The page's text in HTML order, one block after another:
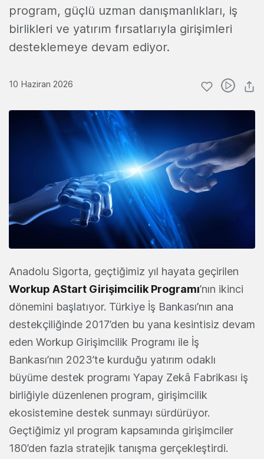
program, güçlü uzman danışmanlıkları, iş
birlikleri ve yatırım fırsatlarıyla girişimleri
desteklemeye devam ediyor.
10 Haziran 2026
Anadolu Sigorta, geçtiğimiz yıl hayata geçirilen
Workup AStart Girişimcilik Programı’nın ikinci
dönemini başlatıyor. Türkiye İş Bankası’nın ana
destekçiliğinde 2017’den bu yana kesintisiz devam
eden Workup Girişimcilik Programı ile İş
Bankası’nın 2023’te kurduğu yatırım odaklı
büyüme destek programı Yapay Zekâ Fabrikası iş
birliğiyle düzenlenen program, girişimcilik
ekosistemine destek sunmayı sürdürüyor.
Geçtiğimiz yıl program kapsamında girişimciler
180’den fazla stratejik tanışma gerçekleştirdi.